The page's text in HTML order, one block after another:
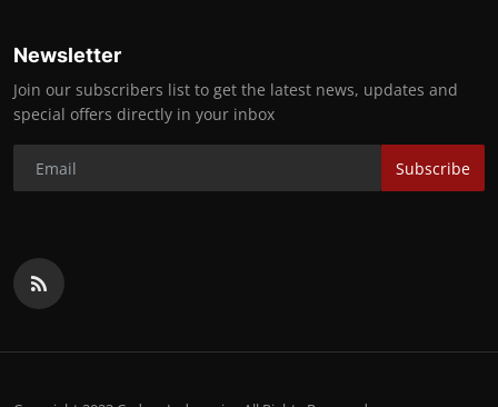
Newsletter
Join our subscribers list to get the latest news, updates and
special offers directly in your inbox
Subscribe